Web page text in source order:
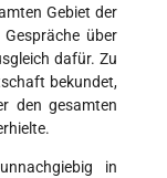
Gebiet der
über
dafür. Zu
bekundet,
den gesamten
in